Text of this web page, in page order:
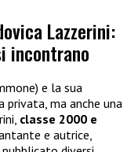
Lazzerini:
incontrano
e la sua
ma anche una
classe 2000 e
e autrice,